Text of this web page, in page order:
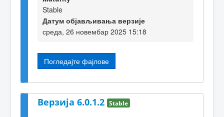
Stable
Датум објављивања верзије
среда, 26 новембар 2025 15:18
Погледајте фајлове
Верзија 6.0.1.2 Stable